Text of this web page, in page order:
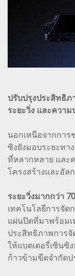
ปรับปรุงประสิทธิภ
ระยะวิ่ง และควา
นอกเหนือจากการ
ซิงยังมอบระยะทา
ที่หลากหลาย และ
โครงสร้างและอัล
ระยะวิ่งมากกว่า
เทคโนโลยีการจั
แผ่นปิดที่มาพร้อมเ
ประสิทธิภาพการ
ให้แบตเตอรี่เซินซิ
ก้าวข้ามขีดจำกัดป